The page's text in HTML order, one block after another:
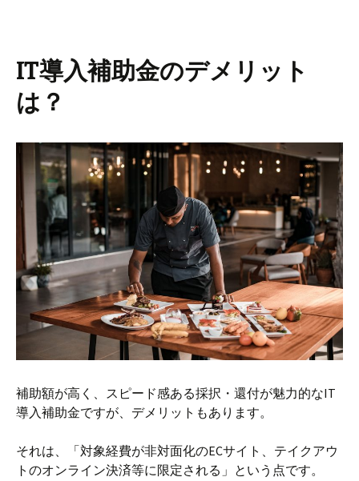
IT導入補助金のデメリット
は？
補助額が高く、スピード感ある採択・還付が魅力的なIT
導入補助金ですが、デメリットもあります。
それは、「対象経費が非対面化のECサイト、テイクアウ
トのオンライン決済等に限定される」という点です。